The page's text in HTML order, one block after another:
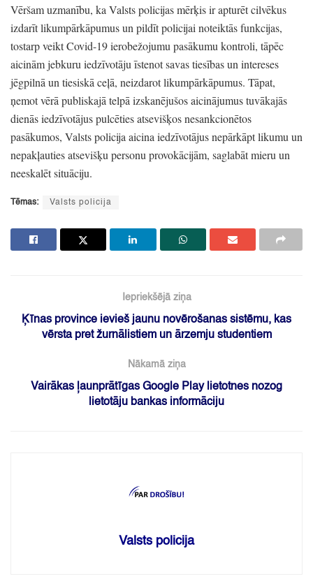
Vēršam uzmanību, ka Valsts policijas mērķis ir apturēt cilvēkus
izdarīt likumpārkāpumus un pildīt policijai noteiktās funkcijas,
tostarp veikt Covid-19 ierobežojumu pasākumu kontroli, tāpēc
aicinām jebkuru iedzīvotāju īstenot savas tiesības un intereses
jēgpilnā un tiesiskā ceļā, neizdarot likumpārkāpumus. Tāpat,
ņemot vērā publiskajā telpā izskanējušos aicinājumus tuvākajās
dienās iedzīvotājus pulcēties atsevišķos nesankcionētos
pasākumos, Valsts policija aicina iedzīvotājus nepārkāpt likumu un
nepakļauties atsevišķu personu provokācijām, saglabāt mieru un
neeskalēt situāciju.
Tēmas: Valsts policija
Iepriekšējā ziņa
Ķīnas province ievieš jaunu novērošanas sistēmu, kas
vērsta pret žurnālistiem un ārzemju studentiem
Nākamā ziņa
Vairākas ļaunprātīgas Google Play lietotnes nozog
lietotāju bankas informāciju
Valsts policija